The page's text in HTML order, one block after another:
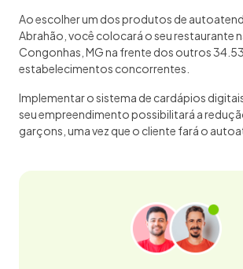
Ao escolher um dos produtos de
Abrahão, você colocará o seu restaurante
Congonhas, MG na frente dos outros
estabelecimentos concorrentes.
Implementar o sistema de cardápios
seu empreendimento possibilitará a
garçons, uma vez que o cliente fará o